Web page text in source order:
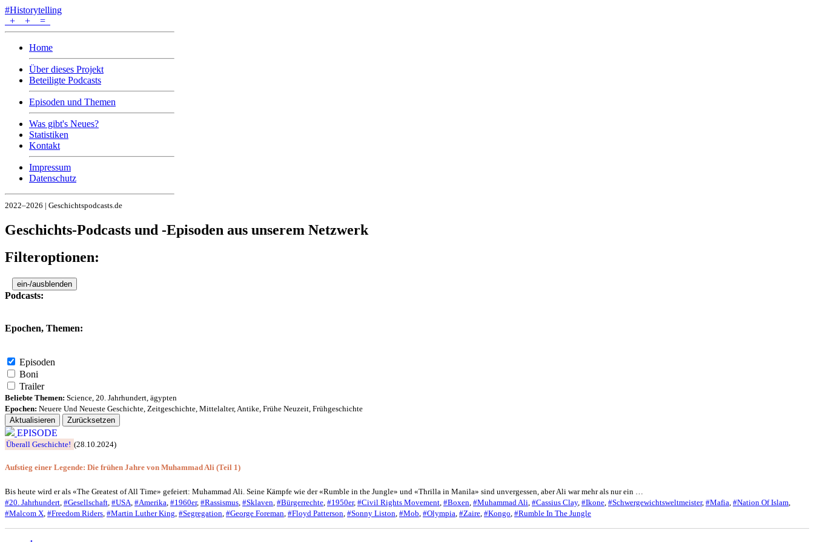
#Historytelling
+
+ =
Home
Über dieses Projekt
Beteiligte Podcasts
Episoden und Themen
Was gibt's Neues?
Statistiken
Kontakt
Impressum
Datenschutz
2022–2026 | Geschichtspodcasts.de
Geschichts-Podcasts und -Episoden aus unserem Netzwerk
Filteroptionen:
ein-/ausblenden
Podcasts:
Epochen, Themen:
Episoden
Boni
Trailer
Beliebte Themen: Science 20. Jahrhundert ägypten
Epochen: Neuere Und Neueste Geschichte Zeitgeschichte Mittelalter, Antike Frühe Neuzeit Frühgeschichte
Aktualisieren
Zurücksetzen
EPISODE
Überall Geschichte! (28.10.2024)
Aufstieg einer Legende: Die frühen Jahre von Muhammad Ali (Teil 1)
Bis heute wird er als «The Greatest of All Time» gefeiert: Muhammad Ali. Seine Kämpfe wie der «Rumble in the Jungle» und «Thrilla in Manila» sind unvergessen, aber Ali war mehr als nur ein …
#20. Jahrhundert, #Gesellschaft, #USA, #Amerika, #1960er, #Rassismus, #Sklaven, #Bürgerrechte, #1950er, #Civil Rights Movement, #Boxen, #Muhammad Ali, #Cassius Clay, #Ikone, #Schwergewichtsweltmeister, #Mafia, #Nation Of Islam,
#Malcom X, #Freedom Riders, #Martin Luther King, #Segregation, #George Foreman, #Floyd Patterson, #Sonny Liston, #Mob, #Olympia, #Zaire, #Kongo, #Rumble In The Jungle